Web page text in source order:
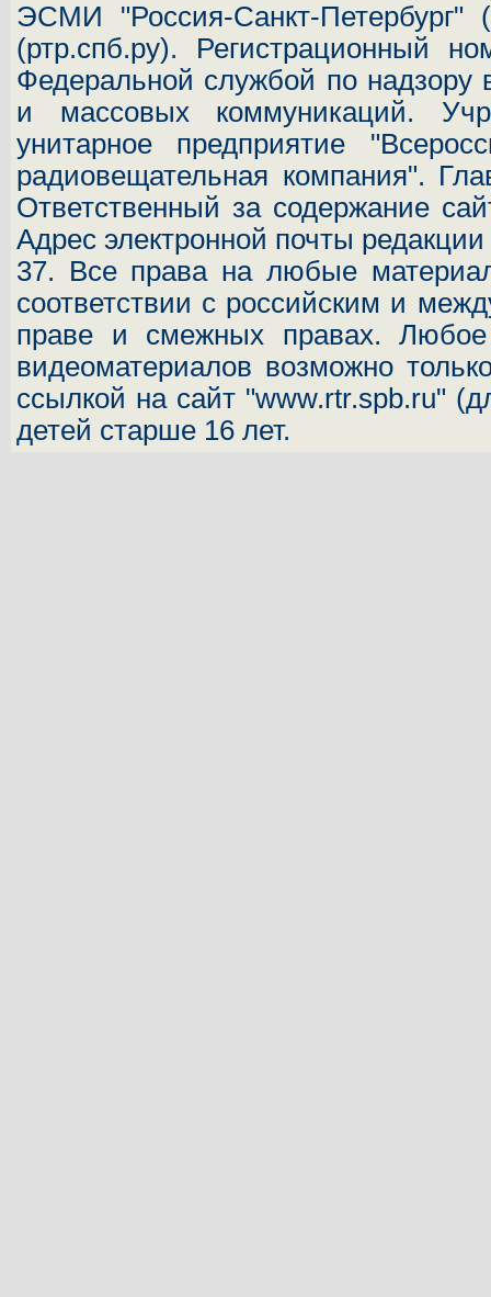
ЭСМИ "Россия-Санкт-Петербург" (
(ртр.спб.ру). Регистрационный
Федеральной службой по
и массовых коммуникаций.
унитарное предприятие
радиовещательная компания".
Ответственный за содержание
Адрес электронной почты
37. Все права на любые
соответствии с российским и
праве и смежных правах. Любое
видеоматериалов возможно
ссылкой на сайт "www.rtr.spb.ru"
детей старше 16 лет.